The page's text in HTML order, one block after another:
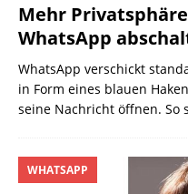
Mehr
WhatsApp
WhatsApp verschickt
in Form eines blauen
seine Nachricht öffnen. So
WHATSAPP